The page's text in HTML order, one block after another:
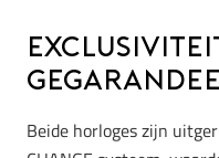
Beide horloges zijn